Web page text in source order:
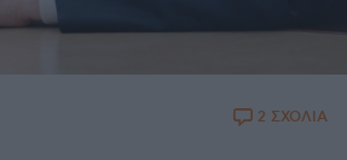
2 ΣΧΟΛΙΑ